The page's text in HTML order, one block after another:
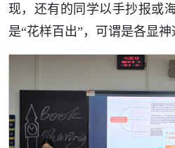
现，还有的同学以手抄报或
是“花样百出”，可谓是各显神